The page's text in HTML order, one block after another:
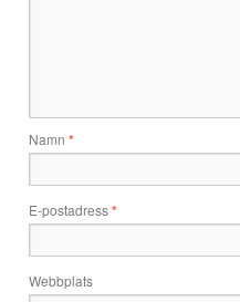
Namn *
E-postadress*
Webbplats